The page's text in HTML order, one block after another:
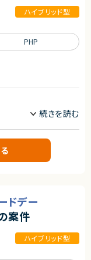
ハイブリッド型
体を俯瞰した技術統
ただくポジションで
い方に適した案件で
した設計レビュー
PHP
ドデー
案件
ハイブリッド型